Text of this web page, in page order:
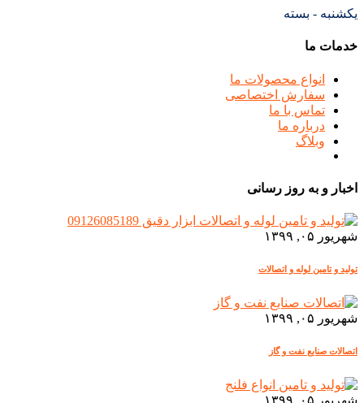
یکشنبه - بسته
خدمات ما
انواع محصولات ما
سفارش اختصاصی
تماس با ما
درباره ما
وبلاگ
اخبار و به روز رسانی
شهریور ۰۵, ۱۳۹۹
تولید و تامین لوله و اتصالات
شهریور ۰۵, ۱۳۹۹
اتصالات صنایع نفت و گاز
شهریور ۰۵, ۱۳۹۹